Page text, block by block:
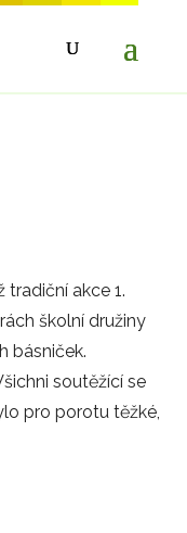
tradiční akce 1.
školní družiny
básniček.
soutěžící se
pro porotu těžké,